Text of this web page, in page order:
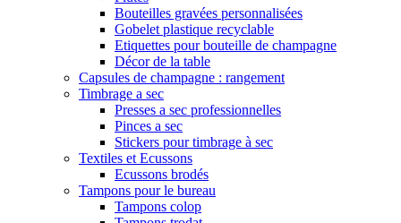
Bouteilles gravées personnalisées
Gobelet plastique recyclable
Etiquettes pour bouteille de champagne
Décor de la table
Capsules de champagne : rangement
Timbrage a sec
Presses a sec professionnelles
Pinces a sec
Stickers pour timbrage à sec
Textiles et Ecussons
Ecussons brodés
Tampons pour le bureau
Tampons colop